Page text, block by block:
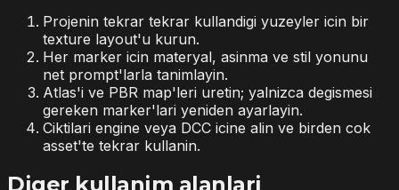
Projenin tekrar tekrar kullandigi yuzeyler icin bir
texture layout'u kurun.
Her marker icin materyal, asinma ve stil yonunu
net prompt'larla tanimlayin.
Atlas'i ve PBR map'leri uretin; yalnizca degismesi
gereken marker'lari yeniden ayarlayin.
Ciktilari engine veya DCC icine alin ve birden cok
asset'te tekrar kullanin.
Diger kullanim alanlari